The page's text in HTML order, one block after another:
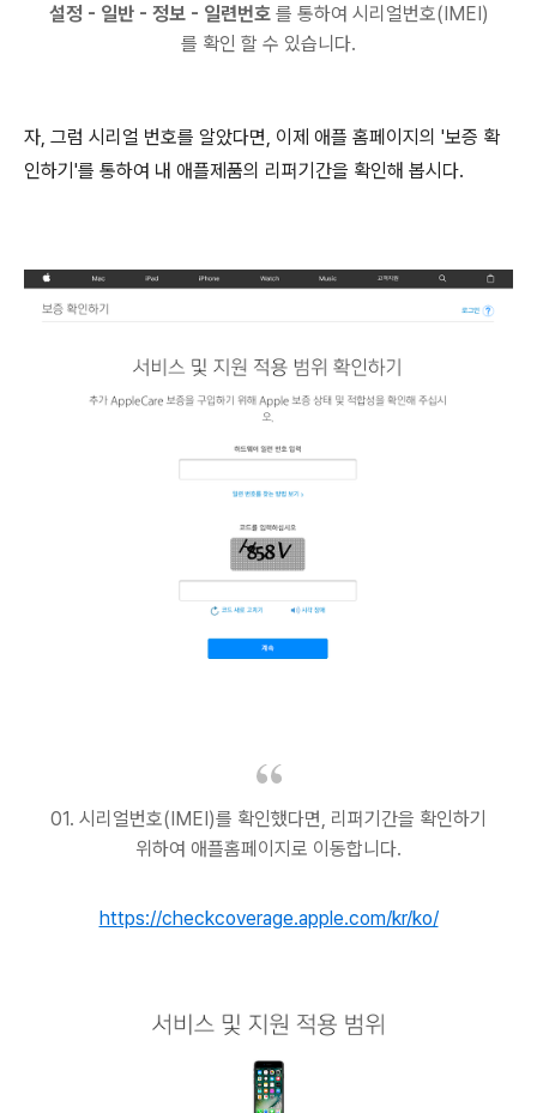
설정 - 일반 - 정보 - 일련번호를 통하여 시리얼번호(IMEI)
를 확인 할 수 있습니다.
자, 그럼 시리얼 번호를 알았다면, 이제 애플 홈페이지의 '보증 확
인하기'를 통하여 내 애플제품의 리퍼기간을 확인해 봅시다.
01. 시리얼번호(IMEI)를 확인했다면, 리퍼기간을 확인하기
위하여 애플홈페이지로 이동합니다.
https://checkcoverage.apple.com/kr/ko/